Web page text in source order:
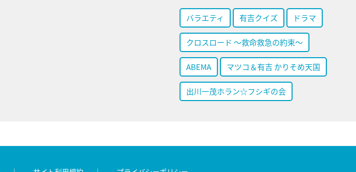
バラエティ 有吉クイズ ドラマ
クロスロード ～救命救急の約束～
ABEMA マツコ＆有吉 かりそめ天国
出川一茂ホラン☆フシギの会